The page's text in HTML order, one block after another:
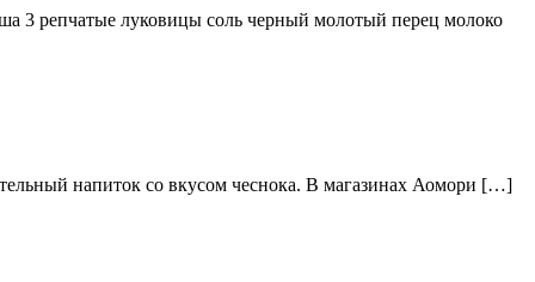
3 репчатые луковицы соль черный молотый перец молоко
напиток со вкусом чеснока. В магазинах Аомори […]